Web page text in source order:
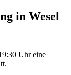
in Wesel
Uhr eine